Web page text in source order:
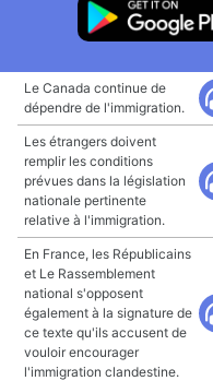
Le Canada continue de
dépendre de l'immigration.
Les étrangers doivent
remplir les conditions
prévues dans la législation
nationale pertinente
relative à l'immigration.
En France, les Républicains
et Le Rassemblement
national s'opposent
également à la signature de
ce texte qu'ils accusent de
vouloir encourager
l'immigration clandestine.